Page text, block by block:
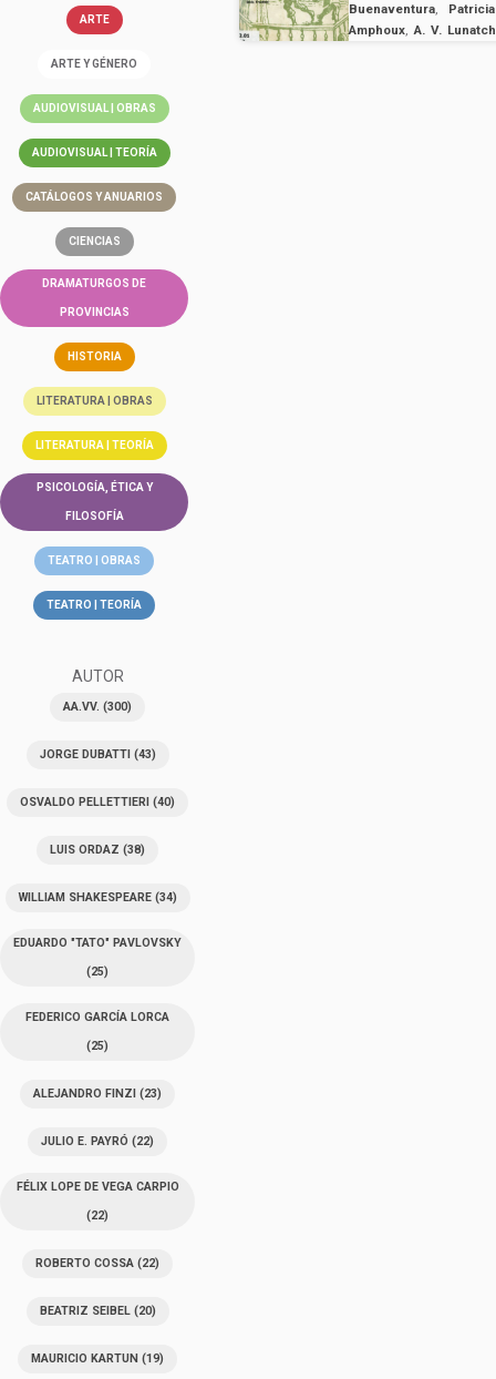
ARTE
ARTE Y GÉNERO
AUDIOVISUAL | OBRAS
AUDIOVISUAL | TEORÍA
CATÁLOGOS Y ANUARIOS
CIENCIAS
DRAMATURGOS DE
PROVINCIAS
HISTORIA
LITERATURA | OBRAS
LITERATURA | TEORÍA
PSICOLOGÍA, ÉTICA Y
FILOSOFÍA
TEATRO | OBRAS
TEATRO | TEORÍA
AUTOR
AA.VV. (300)
JORGE DUBATTI(43)
OSVALDO PELLETTIERI (40)
LUIS ORDAZ (38)
WILLIAM SHAKESPEARE(34)
EDUARDO "TATO" PAVLOVSKY
(25)
FEDERICO GARCÍA LORCA
(25)
ALEJANDRO FINZI (23)
JULIO E. PAYRÓ (22)
FÉLIX LOPE DE VEGA CARPIO
(22)
ROBERTO COSSA (22)
BEATRIZ SEIBEL(20)
MAURICIO KARTUN (19)
Buenaventura,
Amphoux,A. V.